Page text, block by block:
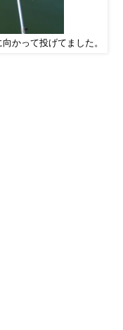
かって投げてました。